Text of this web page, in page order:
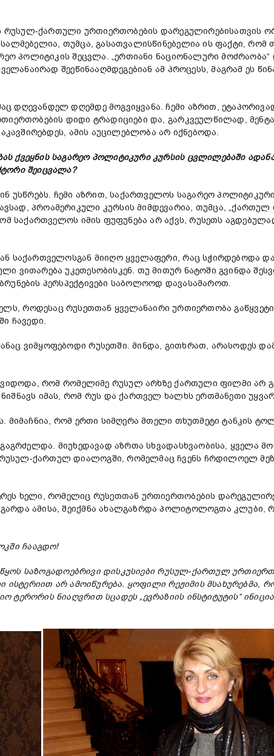
ქართული ურთიერთობების დარეგულირებისათვის
თუმცა, გასათვალისწინებელია ის ფაქტი, რომ
პოლიტიკის შეცვლა. „ერთიანი ნაციონალური
შეეწინააღმდეგებიან ამ პროცესს, მაგრამ ეს
დღემდე მოგვიყვანა. ჩემი აზრით,
დიდი ტრადიციები და, გარკვეულწილად,
ამის აუცილებლობა არ იქნებოდა.
ქვეყნის საგარეო პოლიტიკური კურსის ცვლილებაში
შეიცვალა?
უსწრებს. ჩემი აზრით, საქართველოს საგარეო
პროამერიკული კურსის მიმდევარია, თუმცა, „ქართულ
საქართველოს იმის ფუფუნება არ აქვს, რუსეთს
საქართველოსგან მიიღო ყველაფერი, რაც სჭირდებოდა
ვითარება უკეთესობისკენ. თუ მითურ ნატოში გვინდა
პერსპექტივები საბოლოოდ დავასამაროთ.
როდესაც რუსეთთან ყველანაირი ურთიერთობა
ჩავედი.
ვიმყოფებოდი რუსეთში. მინდა, გითხრათ, არასოდეს
რომ რომელიმე რუსულ არხზე ქართული ფილმი არ
იმას, რომ რუს და ქართველ ხალხს ერთმანეთი
მიმაჩნია, რომ ერთი სიმღერა მთელი თხუთმეტი ტანკის
მიუხედავად აზრთა სხვადასხვაობისა, ყველა
ქართულ დიალოგში, რომელმაც ჩვენს ჩრდილოელ
ხელი, რომელიც რუსეთთან ურთიერთობების
ამისა, შეიქმნა ახალგაზრდა პოლიტოლოგთა კლუბი,
ჩააგდო!
საზოგადოებრივი დისკუსიები რუსულ-ქართულ
ისტერიით არ ამოიწურება. ყოფილი რეჟიმის მსახურებმა,
ნიაღვრით სცადეს „ევრაზიის ინსტიტუტის“